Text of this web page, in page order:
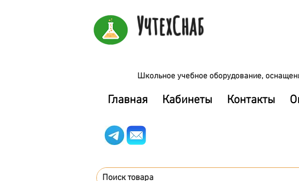
УчтехСнаб
Школьное учебное оборудование,
Главная Кабинеты Контакты